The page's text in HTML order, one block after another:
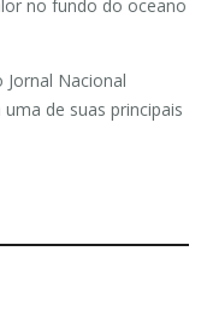
no fundo do oceano
Jornal Nacional
de suas principais